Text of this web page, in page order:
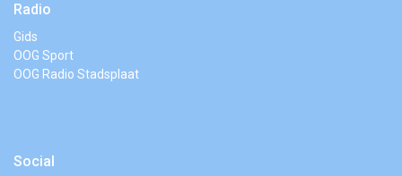
Radio
Gids
OOG Sport
OOG Radio Stadsplaat
Social